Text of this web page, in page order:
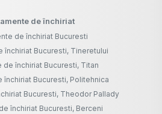
de închiriat
de închiriat Bucuresti
închiriat Bucuresti, Tineretului
de închiriat Bucuresti, Titan
închiriat Bucuresti, Politehnica
Bucuresti, Theodor Pallady
închiriat Bucuresti, Berceni